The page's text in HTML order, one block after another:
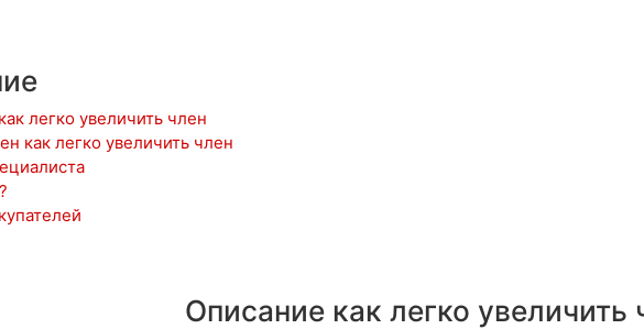
легко увеличить член
как легко увеличить член
Описание как легко увеличить